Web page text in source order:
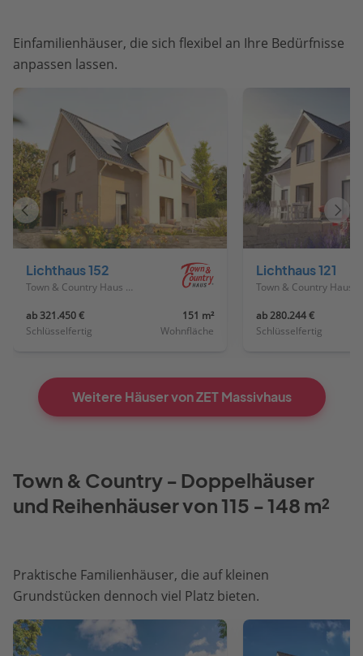
Einfamilienhäuser, die sich flexibel an Ihre Bedürfnisse
anpassen lassen.
Lichthaus 152
Town & Country Haus Deutschland
ab 321.450 €
Schlüsselfertig
151 m²
Wohnfläche
Lichthaus 121
ab 280.244 €
Schlüsselfertig
Vorheriges
Haus
Haus
Weitere Häuser von ZET Massivhaus
Town & Country - Doppelhäuser
und Reihenhäuser von 115 - 148 m²
Praktische Familienhäuser, die auf kleinen
Grundstücken dennoch viel Platz bieten.